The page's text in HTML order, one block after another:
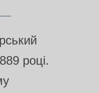
році.